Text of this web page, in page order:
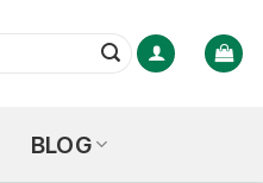
BLOG